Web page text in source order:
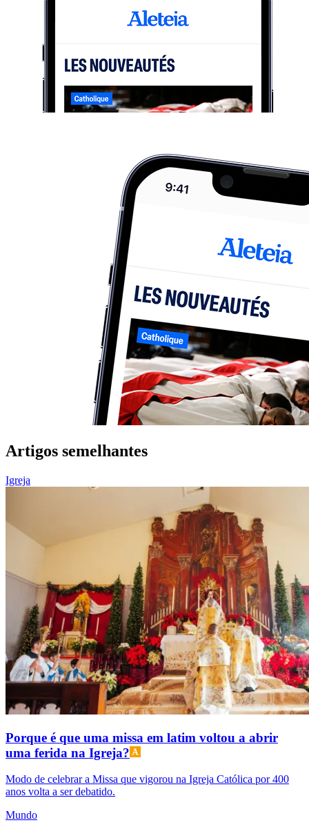
Artigos semelhantes
Igreja
Porque é que uma missa em latim voltou a abrir
uma ferida na Igreja?
Modo de celebrar a Missa que vigorou na Igreja Católica por 400
anos volta a ser debatido.
Mundo